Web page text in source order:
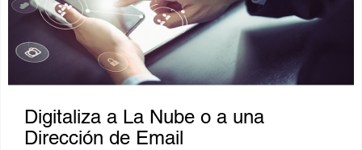
Digitaliza a La Nube o a una
Dirección de Email